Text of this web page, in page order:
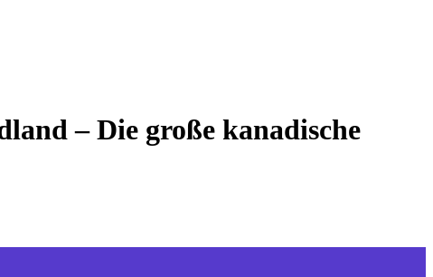
– Die große kanadische